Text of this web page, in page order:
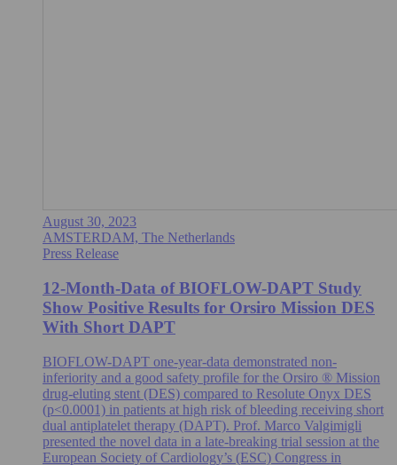
August 30, 2023
AMSTERDAM, The Netherlands
Press Release
12-Month-Data of BIOFLOW-DAPT Study
Show Positive Results for Orsiro Mission DES
With Short DAPT
BIOFLOW-DAPT one-year-data demonstrated non-
inferiority and a good safety profile for the Orsiro ® Mission
drug-eluting stent (DES) compared to Resolute Onyx DES
(p<0.0001) in patients at high risk of bleeding receiving short
dual antiplatelet therapy (DAPT). Prof. Marco Valgimigli
presented the novel data in a late-breaking trial session at the
European Society of Cardiology’s (ESC) Congress in